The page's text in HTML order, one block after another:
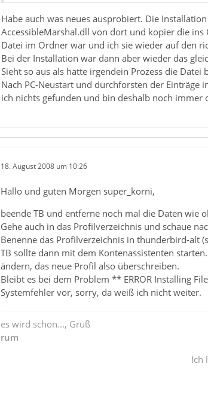
Installation Details
Install Dir: C:\Programme\Mozilla Thunderbird
Locale : de
App Version: 2.0.0.16
GRE Version: 1.8.1.16
Removing Obsolete Files and Directories
Installing Main Files
** ERROR Installing File:
** ERROR Installing File:
** ERROR Installing File:
** ERROR Installing File:
** ERROR Installing File:
** ERROR Installing File:
** ERROR Installing File:
** ERROR Installing File:
** ERROR Installing File:
** ERROR Installing File:
** ERROR Installing File:
** ERROR Installing File:
** ERROR Installing File:
Habe auch was neues ausprobiert. Die
AccessibleMarshal.dll von dort und kopier die ins
Datei im Ordner war und ich sie wieder auf den
Bei der Installation war dann aber wieder das
Sieht so aus als hätte irgendein Prozess die Datei
Nach PC-Neustart und durchforsten der Einträge
ich nichts gefunden und bin deshalb noch immer
18. August 2008 um 10:26
Hallo und guten Morgen super_korni,
beende TB und entferne noch mal die Daten wie
Gehe auch in das Profilverzeichnis und schaue
Benenne das Profilverzeichnis in thunderbird-alt
TB sollte dann mit dem Kontenassistenten
ändern, das neue Profil also überschreiben.
Bleibt es bei dem Problem ** ERROR Installing
Systemfehler vor, sorry, da weiß ich nicht weiter.
es wird schon..., Gruß
rum
Ich